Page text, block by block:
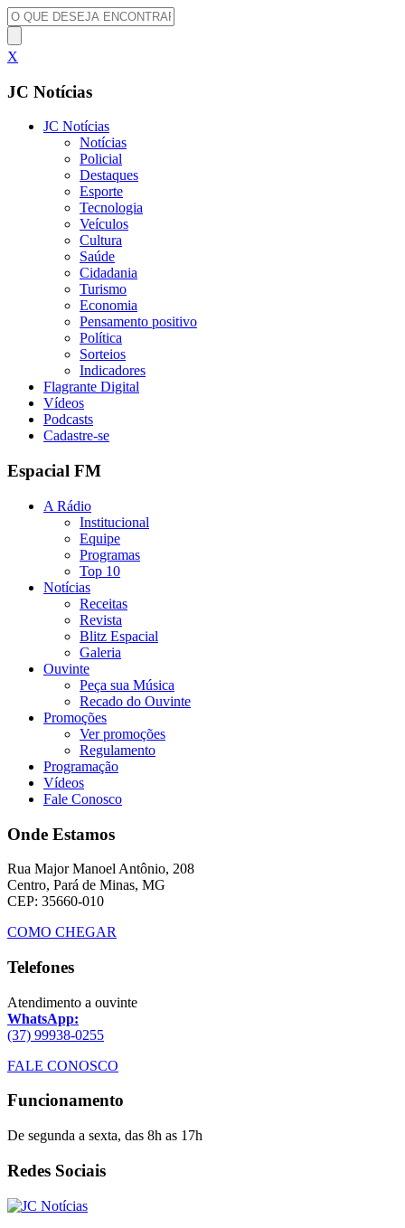
X
JC Notícias
JC Notícias
Notícias
Policial
Destaques
Esporte
Tecnologia
Veículos
Cultura
Saúde
Cidadania
Turismo
Economia
Pensamento positivo
Política
Sorteios
Indicadores
Flagrante Digital
Vídeos
Podcasts
Cadastre-se
Espacial FM
A Rádio
Institucional
Equipe
Programas
Top 10
Notícias
Receitas
Revista
Blitz Espacial
Galeria
Ouvinte
Peça sua Música
Recado do Ouvinte
Promoções
Ver promoções
Regulamento
Programação
Vídeos
Fale Conosco
Onde Estamos
Rua Major Manoel Antônio, 208
Centro, Pará de Minas, MG
CEP: 35660-010
COMO CHEGAR
Telefones
Atendimento a ouvinte
WhatsApp:
(37) 99938-0255
FALE CONOSCO
Funcionamento
De segunda a sexta, das 8h as 17h
Redes Sociais